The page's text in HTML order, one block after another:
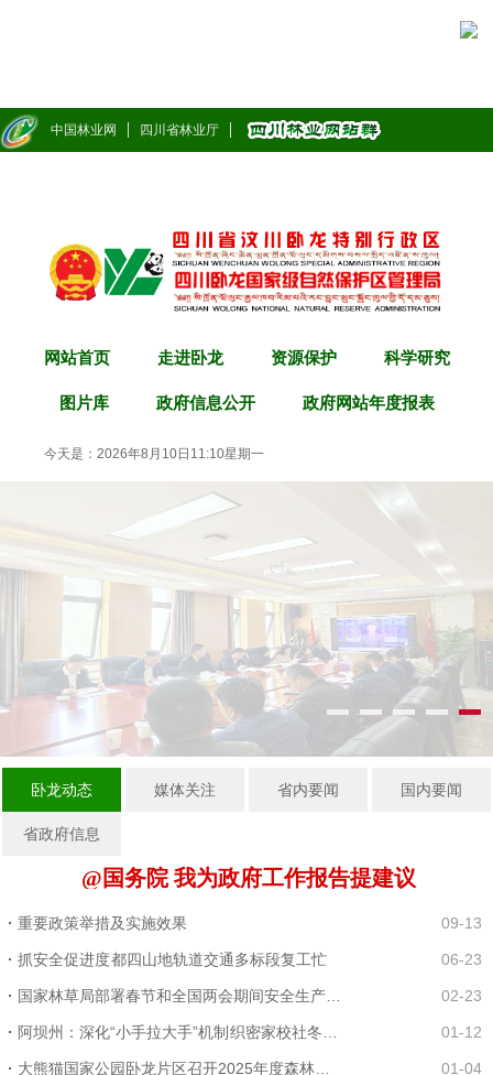
中国林业网 四川省林业厅
网站首页 走进卧龙 资源保护 科学研究
图片库 政府信息公开 政府网站年度报表
今天是： 2026年8月10日 11:10 星期一
3
卧龙动态 媒体关注 省内要闻 国内要闻
省政府信息
@国务院 我为政府工作报告提建议
重要政策举措及实施效果 09-13
抓安全促进度 都四山地轨道交通多标段复工忙 06-23
02-23
01-12
01-04